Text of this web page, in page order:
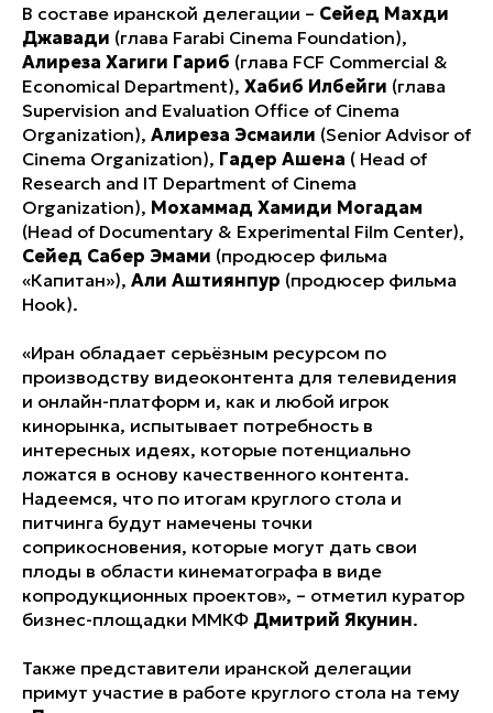
В составе иранской делегации – Сейед Махди
Джавади (глава Farabi Cinema Foundation),
Алиреза Хагиги Гариб (глава FCF Commercial &
Economical Department), Хабиб Илбейги (глава
Supervision and Evaluation Office of Cinema
Organization), Алиреза Эсмаили (Senior Advisor of
Cinema Organization), Гадер Ашена ( Head of
Research and IT Department of Cinema
Organization), Мохаммад Хамиди Могадам
(Head of Documentary & Experimental Film Center),
Сейед Сабер Эмами (продюсер фильма
«Капитан»), Али Аштиянпур (продюсер фильма
Hook).
«Иран обладает серьёзным ресурсом по
производству видеоконтента для телевидения
и онлайн-платформ и, как и любой игрок
кинорынка, испытывает потребность в
интересных идеях, которые потенциально
ложатся в основу качественного контента.
Надеемся, что по итогам круглого стола и
питчинга будут намечены точки
соприкосновения, которые могут дать свои
плоды в области кинематографа в виде
копродукционных проектов», – отметил куратор
бизнес-площадки ММКФ Дмитрий Якунин.
Также представители иранской делегации
примут участие в работе круглого стола на тему